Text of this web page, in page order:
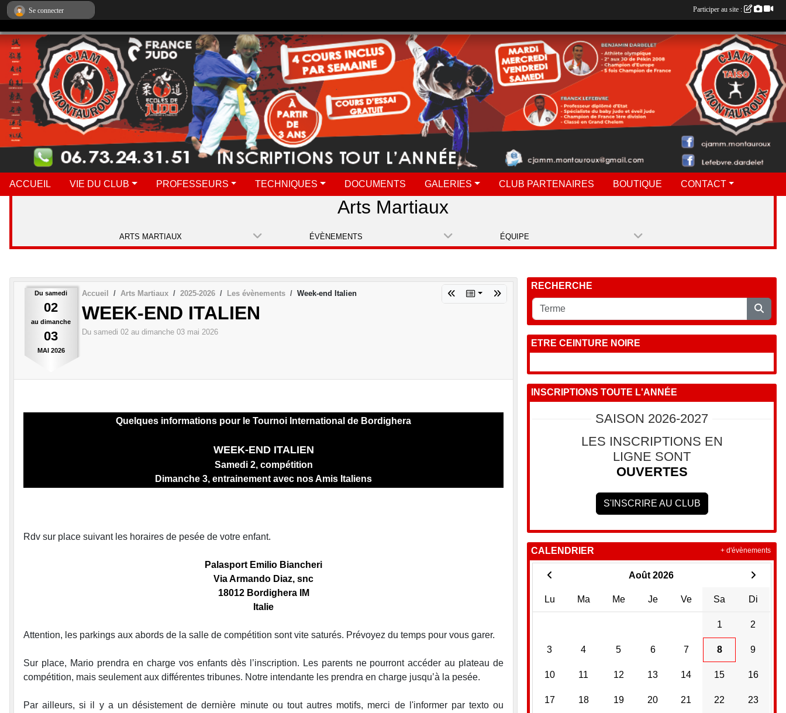
ACCUEIL VIE DU CLUB PROFESSEURS TECHNIQUES DOCUMENTS GALERIES CLUB PARTENAIRES BOUTIQUE CONTACT
Arts Martiaux
ARTS MARTIAUX ÉVÈNEMENTS ÉQUIPE
Du samedi
02
au dimanche
03
MAI 2026
Accueil Arts Martiaux 2025-2026 Les évènements Week-end Italien
WEEK-END ITALIEN
Du samedi 02 au dimanche 03 mai 2026
Quelques informations pour le Tournoi International de Bordighera
WEEK-END ITALIEN
Samedi 2, compétition
Dimanche 3, entrainement avec nos Amis Italiens
Rdv sur place suivant les horaires de pesée de votre enfant.
Palasport Emilio Biancheri
Via Armando Diaz, snc
18012 Bordighera IM
Italie
Attention, les parkings aux abords de la salle de compétition sont vite saturés. Prévoyez du temps pour vous garer.
Sur place, Mario prendra en charge vos enfants dès l’inscription. Les parents ne pourront accéder au plateau de
compétition, mais seulement aux différentes tribunes. Notre intendante les prendra en charge jusqu’à la pesée.
Par ailleurs, si il y a un désistement de dernière minute ou tout autres motifs, merci de l'informer par texto ou
RECHERCHE
ETRE CEINTURE NOIRE
INSCRIPTIONS TOUTE L'ANNÉE
SAISON 2026-2027
LES INSCRIPTIONS EN
LIGNE SONT
OUVERTES
S'INSCRIRE AU CLUB
CALENDRIER
Août 2026
Lu Ma Me Je Ve Sa Di
1 2
3 4 5 6 7 8 9
10 11 12 13 14 15 16
17 18 19 20 21 22 23
+ d'évènements
Se connecter Participer au site :
Panneau de gestion des cookies